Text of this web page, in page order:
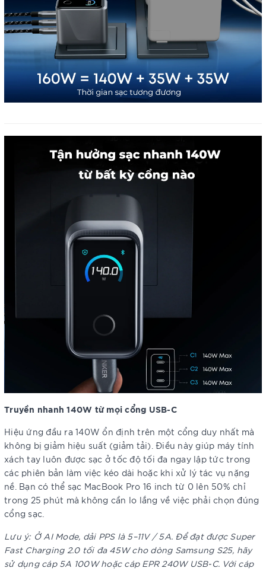
Truyền nhanh 140W từ mọi cổng USB-C
Hiệu ứng đầu ra 140W ổn định trên một cổng duy nhất mà
không bị giảm hiệu suất (giảm tải). Điều này giúp máy tính
xách tay luôn được sạc ở tốc độ tối đa ngay lập tức trong
các phiên bản làm việc kéo dài hoặc khi xử lý tác vụ nặng
nề. Bạn có thể sạc MacBook Pro 16 inch từ 0 lên 50% chỉ
trong 25 phút mà không cần lo lắng về việc phải chọn đúng
cổng sạc.
Lưu ý: Ở AI Mode, dải PPS là 5–11V / 5A. Để đạt được Super
Fast Charging 2.0 tối đa 45W cho dòng Samsung S25, hãy
sử dụng cáp 5A 100W hoặc cáp EPR 240W USB-C. Với cáp